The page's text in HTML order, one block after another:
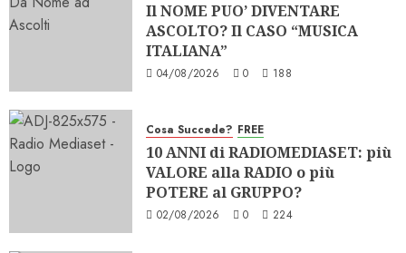
Il NOME PUO’ DIVENTARE
ASCOLTO? Il CASO “MUSICA
ITALIANA”
04/08/2026 0 188
Cosa Succede? FREE
10 ANNI di RADIOMEDIASET: più
VALORE alla RADIO o più
POTERE al GRUPPO?
02/08/2026 0 224